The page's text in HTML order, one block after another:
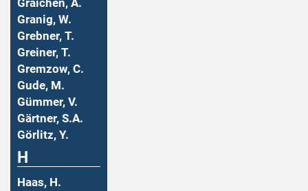
Graichen, A.
Granig, W.
Grebner, T.
Greiner, T.
Gremzow, C.
Gude, M.
Gümmer, V.
Gärtner, S.A.
Görlitz, Y.
H
Haas, H.